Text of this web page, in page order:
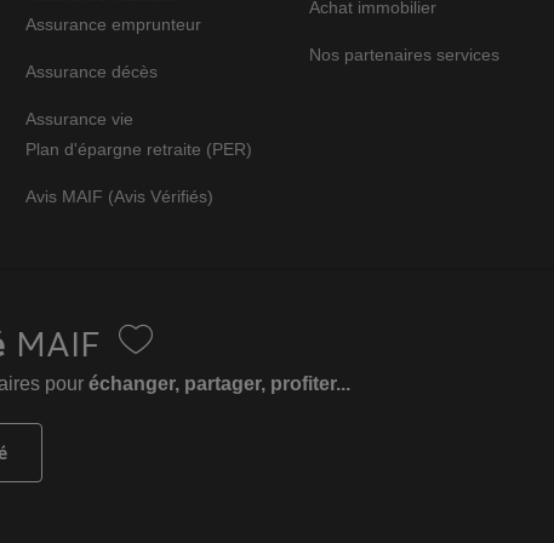
Assurance emprunteur
Assurance décès
Assurance vie
Plan d'épargne retraite (PER)
Avis MAIF (Avis Vérifiés)
Achat immobilier
Nos partenaires services
MAIF
pour échanger, partager, profiter...